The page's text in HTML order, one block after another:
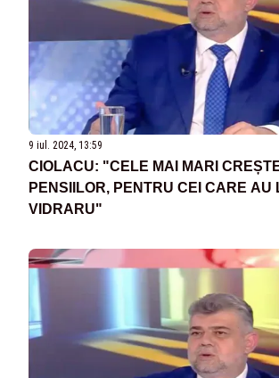
9 iul. 2024, 13:59
CIOLACU: "CELE MAI MARI
PENSIILOR, PENTRU CEI CARE AU
VIDRARU"